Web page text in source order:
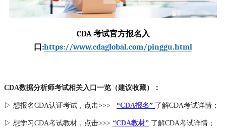
CDA 考试官方报名入
口:https://www.cdaglobal.com/pinggu.html
CDA数据分析师考试相关入口一览（建议收藏）：
▷ 想报名CDA认证考试，点击>>> “CDA报名” 了解CDA考试详情；
▷ 想学习CDA考试教材，点击>>> “CDA教材” 了解CDA考试详情；